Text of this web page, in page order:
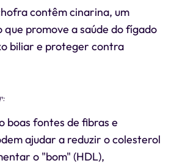
contêm cinarina, um
promove a saúde do fígado
biliar e proteger contra
boas fontes de fibras e
ajudar a reduzir o colesterol
o "bom" (HDL),